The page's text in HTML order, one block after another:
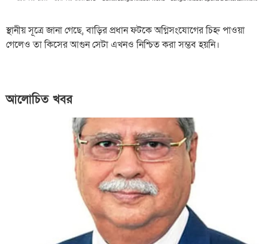
স্থানীয় সূত্রে জানা গেছে, বাড়ির প্রধান ফটকে অগ্নিসংযোগের চিহ্ন পাওয়া
গেলেও তা কিসের আগুন সেটা এখনও নিশ্চিত করা সম্ভব হয়নি।
আলোচিত খবর